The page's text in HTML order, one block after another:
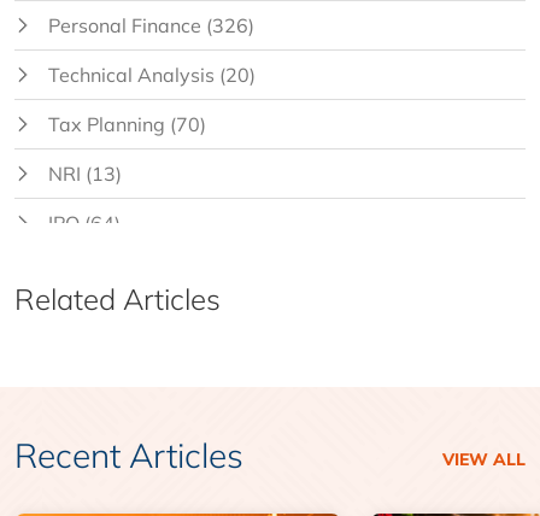
Personal Finance (326)
Technical Analysis (20)
Tax Planning (70)
NRI (13)
IPO (64)
Related Articles
Recent Articles VIEW ALL